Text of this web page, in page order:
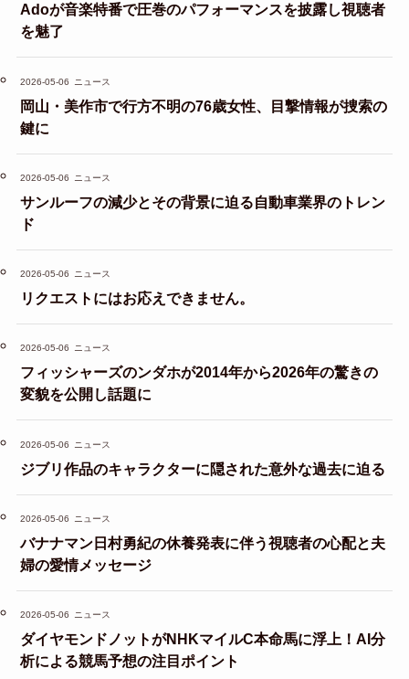
Adoが音楽特番で圧巻のパフォーマンスを披露し視聴者
を魅了
2026-05-06 ニュース
岡山・美作市で行方不明の76歳女性、目撃情報が捜索の
鍵に
2026-05-06 ニュース
サンルーフの減少とその背景に迫る自動車業界のトレン
ド
2026-05-06 ニュース
リクエストにはお応えできません。
2026-05-06 ニュース
フィッシャーズのンダホが2014年から2026年の驚きの
変貌を公開し話題に
2026-05-06 ニュース
ジブリ作品のキャラクターに隠された意外な過去に迫る
2026-05-06 ニュース
バナナマン日村勇紀の休養発表に伴う視聴者の心配と夫
婦の愛情メッセージ
2026-05-06 ニュース
ダイヤモンドノットがNHKマイルC本命馬に浮上！AI分
析による競馬予想の注目ポイント